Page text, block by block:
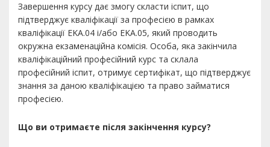
Завершення курсу дає змогу скласти іспит, що
підтверджує кваліфікації за професією в рамках
кваліфікації EKA.04 i/або EKA.05, який проводить
окружна екзаменаційна комісія. Особа, яка закінчила
кваліфікаційний професійний курс та склала
професійний іспит, отримує сертифікат, що підтверджує
знання за даною кваліфікацією та право займатися
професією.
Що ви отримаєте після закінчення курсу?